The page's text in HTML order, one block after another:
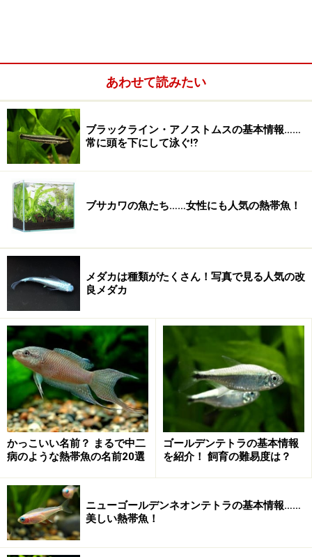
さて、バランスドアクアリウムを制作するにあたって、
重要になるのは以下の3点になります。
微生物（消費者）
太陽の光（エネルギー）
これら3つのバランスが取れることにより、換水も給餌
も不要（もしくはごく少量の換水と給餌）な水槽ができ
るのです。具体的に言うと食物連鎖を水槽内に再現する
ことになります。そのことにより、太陽の光を使って植
物や死骸は植物がまた利用する、といった小さな生物循
環が水槽内に出来上がるのです。
自然環境に目を向ければ分かるのですが、私達の水槽に
あるような濾過器もなければ照明器具もありません。自
あわせて読みたい
ブラックライン・アノストムスの基本情報……
常に頭を下にして泳ぐ⁉
ブサカワの魚たち……女性にも人気の熱帯魚！
メダカは種類がたくさん！写真で見る人気の改
良メダカ
かっこいい名前？ まるで中二
病のような熱帯魚の名前20選
ゴールデンテトラの基本情報
を紹介！ 飼育の難易度は？
ニューゴールデンネオンテトラの基本情報……
美しい熱帯魚！